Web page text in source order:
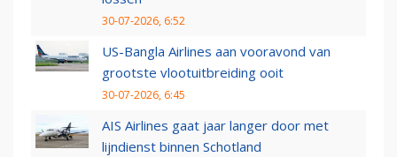
30-07-2026, 6:52
US-Bangla Airlines aan vooravond van
grootste vlootuitbreiding ooit
30-07-2026, 6:45
AIS Airlines gaat jaar langer door met
lijndienst binnen Schotland